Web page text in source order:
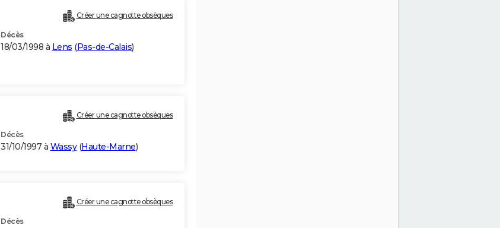
Créer une cagnotte obsèques
Décès
18/03/1998 à Lens (Pas-de-Calais)
Créer une cagnotte obsèques
Décès
31/10/1997 à Wassy(Haute-Marne)
Créer une cagnotte obsèques
Décès